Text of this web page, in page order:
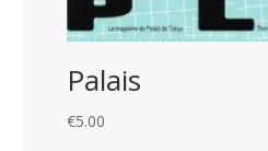
Palais
€5.00